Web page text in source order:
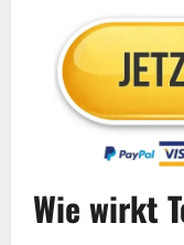
Wie wirkt